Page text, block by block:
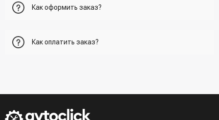
Как оформить заказ?
корзину и указать всю необходимую информацию о
наберет менеджер для подтверждения и уточнения данных.
Третий вариант - сделать заказ по телефонном режиме
Как оплатить заказ?
- LiqPay при оформлении заказа через корзину